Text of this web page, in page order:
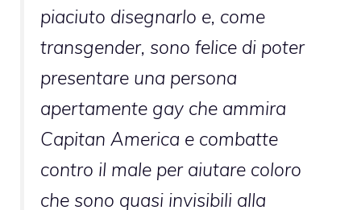
piaciuto disegnarlo e, come
transgender, sono felice di poter
presentare una persona
apertamente gay che ammira
Capitan America e combatte
contro il male per aiutare coloro
che sono quasi invisibili alla